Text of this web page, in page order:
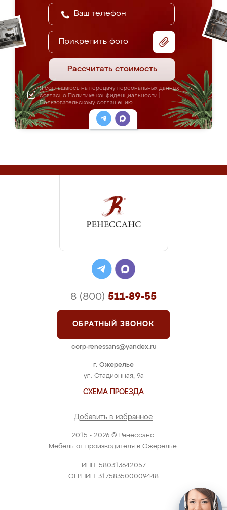
Прикрепить фото
Рассчитать стоимость
Я соглашаюсь на передачу персональных данных
согласно Политике конфиденциальности
Пользовательскому соглашению
2015 - 2026 © Ренессанс.
Мебель от производителя в Ожерелье.
ИНН: 580313642057
ОГРНИП: 317583500009448
г. Ожерелье
ул. Стадионная, 9а
СХЕМА ПРОЕЗДА
Добавить в избранное
8 (800) 511-89-55
ОБРАТНЫЙ ЗВОНОК
corp-renessans@yandex.ru